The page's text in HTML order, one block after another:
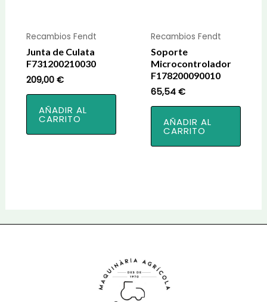
Recambios Fendt
Junta de Culata
F731200210030
209,00 €
AÑADIR AL
CARRITO
Recambios Fendt
Soporte
Microcontrolador
F178200090010
65,54€
AÑADIR AL
CARRITO